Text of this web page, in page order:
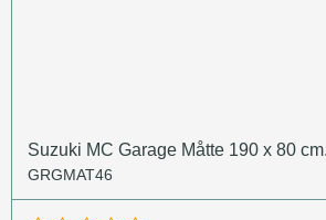
Suzuki MC Garage Måtte 190 x 80 cm.
GRGMAT46